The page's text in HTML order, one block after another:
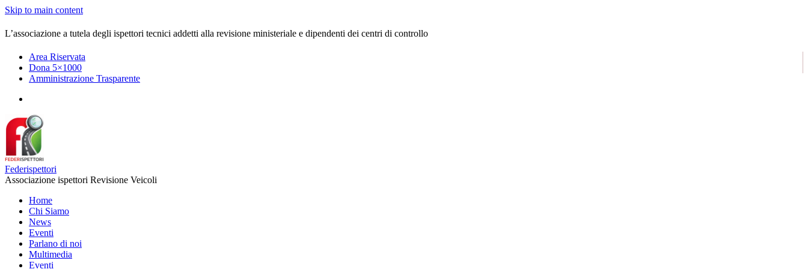
Skip to main content
L’associazione a tutela degli ispettori tecnici addetti alla revisione ministeriale e dipendenti dei centri di controllo
Area Riservata
Dona 5×1000
Amministrazione Trasparente
Federispettori
Associazione ispettori Revisione Veicoli
Home
Chi Siamo
News
Eventi
Parlano di noi
Multimedia
Eventi